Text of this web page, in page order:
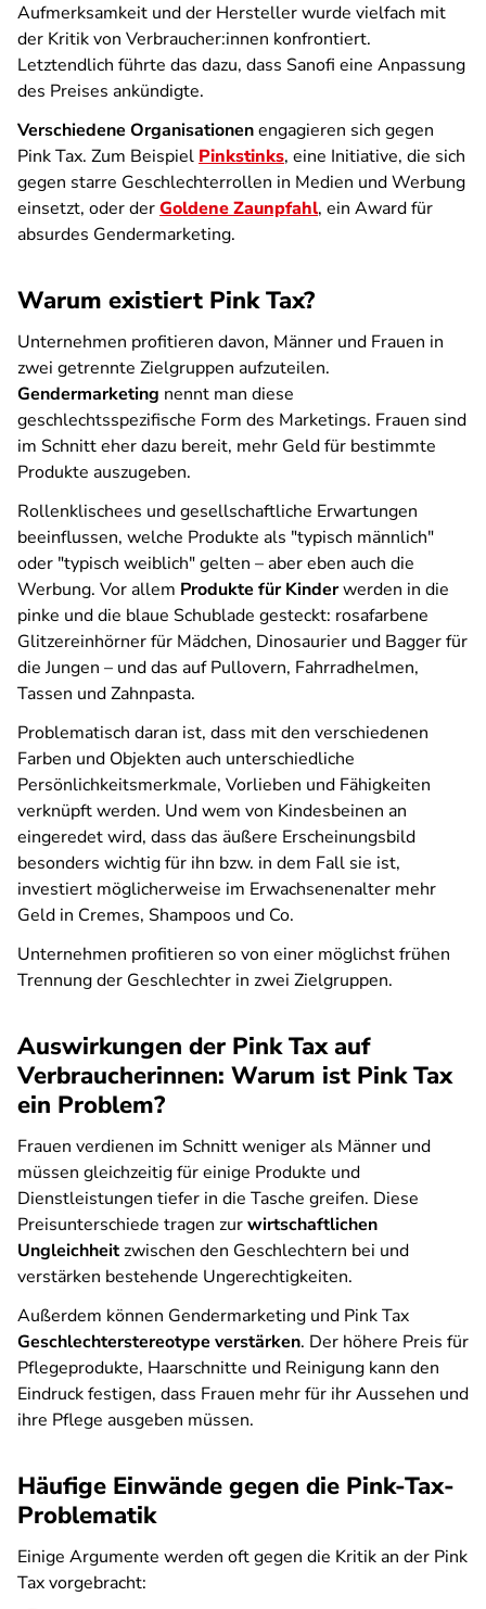
Aufmerksamkeit und der Hersteller wurde vielfach mit
der Kritik von Verbraucher:innen konfrontiert.
Letztendlich führte das dazu, dass Sanofi eine Anpassung
des Preises ankündigte.
Verschiedene Organisationenengagieren sich gegen
Pink Tax. Zum Beispiel Pinkstinks, eine Initiative, die sich
gegen starre Geschlechterrollen in Medien und Werbung
einsetzt, oder derGoldene Zaunpfahl, ein Award für
absurdes Gendermarketing.
Warum existiert Pink Tax?
Unternehmen profitieren davon, Männer und Frauen in
zwei getrennte Zielgruppen aufzuteilen.
Gendermarketing nennt man diese
geschlechtsspezifische Form des Marketings. Frauen sind
im Schnitt eher dazu bereit, mehr Geld für bestimmte
Produkte auszugeben.
Rollenklischees und gesellschaftliche Erwartungen
beeinflussen, welche Produkte als "typisch männlich"
oder "typisch weiblich" gelten – aber eben auch die
Werbung. Vor allem Produkte für Kinderwerden in die
pinke und die blaue Schublade gesteckt: rosafarbene
Glitzereinhörner für Mädchen, Dinosaurier und Bagger für
die Jungen – und das auf Pullovern, Fahrradhelmen,
Tassen und Zahnpasta.
Problematisch daran ist, dass mit den verschiedenen
Farben und Objekten auch unterschiedliche
Persönlichkeitsmerkmale, Vorlieben und Fähigkeiten
verknüpft werden. Und wem von Kindesbeinen an
eingeredet wird, dass das äußere Erscheinungsbild
besonders wichtig für ihn bzw. in dem Fall sie ist,
investiert möglicherweise im Erwachsenenalter mehr
Geld in Cremes, Shampoos und Co.
Unternehmen profitieren so von einer möglichst frühen
Trennung der Geschlechter in zwei Zielgruppen.
Auswirkungen der Pink Tax auf
Verbraucherinnen: Warum ist Pink Tax
ein Problem?
Frauen verdienen im Schnitt weniger als Männer und
müssen gleichzeitig für einige Produkte und
Dienstleistungen tiefer in die Tasche greifen. Diese
Preisunterschiede tragen zurwirtschaftlichen
Ungleichheitzwischen den Geschlechtern bei und
verstärken bestehende Ungerechtigkeiten.
Außerdem können Gendermarketing und Pink Tax
Geschlechterstereotype verstärken. Der höhere Preis für
Pflegeprodukte, Haarschnitte und Reinigung kann den
Eindruck festigen, dass Frauen mehr für ihr Aussehen und
ihre Pflege ausgeben müssen.
Häufige Einwände gegen die Pink-Tax-
Problematik
Einige Argumente werden oft gegen die Kritik an der Pink
Tax vorgebracht: